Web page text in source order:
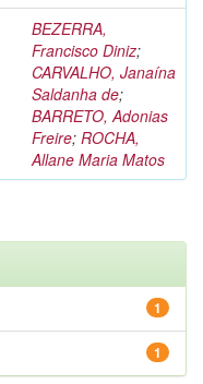
BEZERRA,
Francisco Diniz;
CARVALHO, Janaína
Saldanha de;
BARRETO, Adonias
Freire; ROCHA,
Allane Maria Matos
1
1